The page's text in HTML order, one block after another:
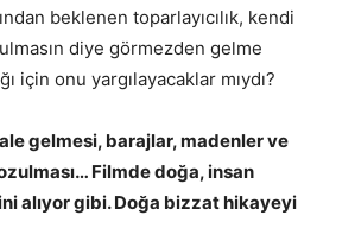
beklenen toparlayıcılık, kendi
diye görmezden gelme
için onu yargılayacaklar mıydı?
gelmesi, barajlar, madenler ve
Filmde doğa, insan
alıyor gibi. Doğa bizzat hikayeyi